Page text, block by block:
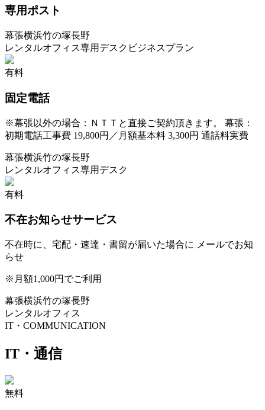
専用ポスト
幕張横浜竹の塚長野
レンタルオフィス専用デスク ビジネスプラン
有料
固定電話
※幕張以外の場合：ＮＴＴと直接ご契約頂きます。 幕張：
初期電話工事費 19,800円／月額基本料 3,300円 通話料実費
幕張横浜竹の塚長野
レンタルオフィス専用デスク
有料
不在お知らせサービス
不在時に、宅配・速達・書留が届いた場合に メールでお知
らせ
※ 月額1,000円でご利用
幕張横浜竹の塚長野
レンタルオフィス
IT・COMMUNICATION
IT・通信
無料